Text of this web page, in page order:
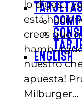
ENGLISH
lo digas…
está
crees que
nuestro
apuesta!
Milburger…